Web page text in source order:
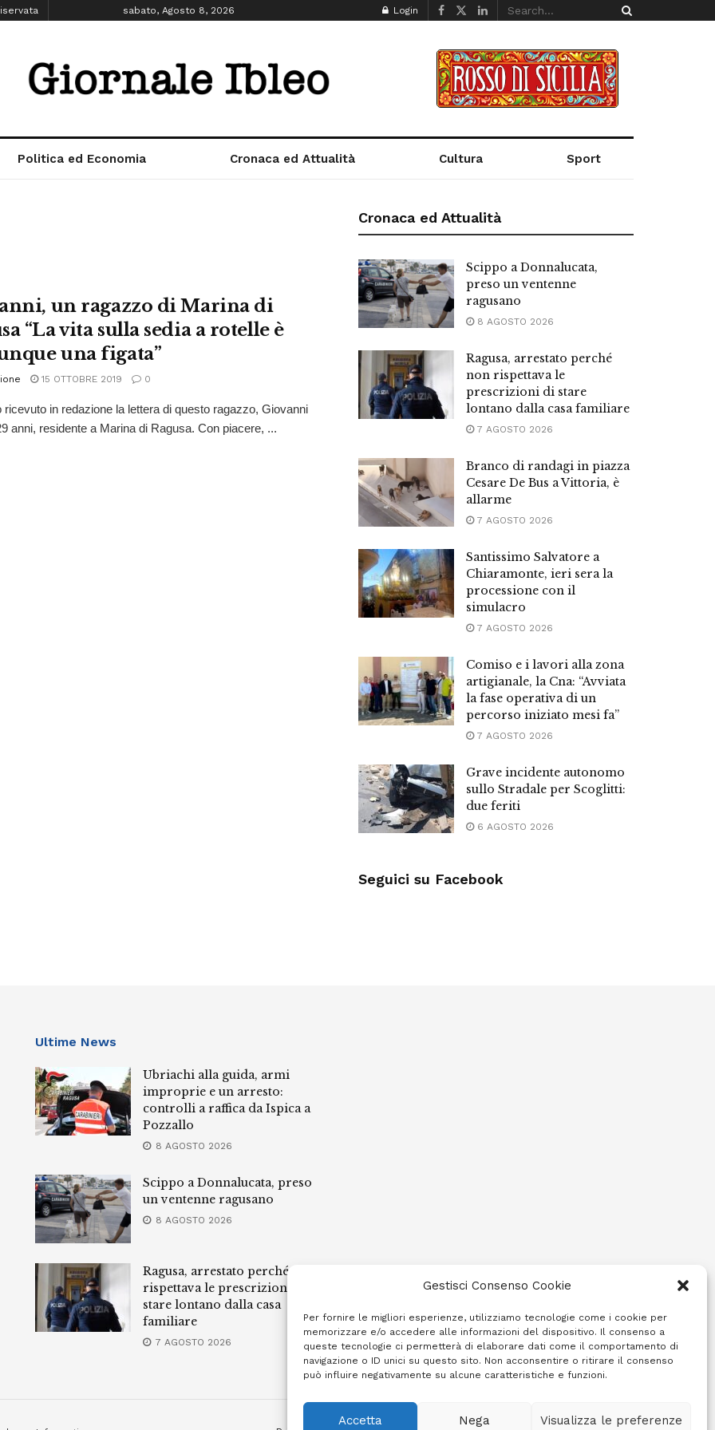
Gestisci Consenso Cookie
Per fornire le migliori esperienze, utilizziamo tecnologie come i cookie per
memorizzare e/o accedere alle informazioni del dispositivo. Il consenso a
queste tecnologie ci permetterà di elaborare dati come il comportamento di
navigazione o ID unici su questo sito. Non acconsentire o ritirare il consenso
può influire negativamente su alcune caratteristiche e funzioni.
Accetta Nega Visualizza le preferenze
sabato, Agosto 8, 2026 Login
Politica ed Economia Cronaca ed Attualità Cultura Sport
un ragazzo di Marina di
“La vita sulla sedia a rotelle è
una figata”
15 OTTOBRE 2019 0
ricevuto in redazione la lettera di questo ragazzo, Giovanni
anni, residente a Marina di Ragusa. Con piacere, ...
Cronaca ed Attualità
Scippo a Donnalucata,
preso un ventenne
ragusano
8 AGOSTO 2026
Ragusa, arrestato perché
non rispettava le
prescrizioni di stare
lontano dalla casa familiare
7 AGOSTO 2026
Branco di randagi in piazza
Cesare De Bus a Vittoria, è
allarme
7 AGOSTO 2026
Santissimo Salvatore a
Chiaramonte, ieri sera la
processione con il
simulacro
7 AGOSTO 2026
Comiso e i lavori alla zona
artigianale, la Cna: “Avviata
la fase operativa di un
percorso iniziato mesi fa”
7 AGOSTO 2026
Grave incidente autonomo
sullo Stradale per Scoglitti:
due feriti
6 AGOSTO 2026
Seguici su Facebook
Ultime News
Ubriachi alla guida, armi
improprie e un arresto:
controlli a raffica da Ispica a
Pozzallo
8 AGOSTO 2026
Scippo a Donnalucata, preso
un ventenne ragusano
8 AGOSTO 2026
Ragusa, arrestato perché non
rispettava le prescrizioni di
stare lontano dalla casa
familiare
7 AGOSTO 2026